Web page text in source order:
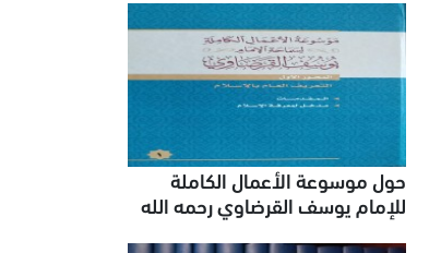
حول موسوعة الأعمال الكاملة
للإمام يوسف القرضاوي رحمه الله